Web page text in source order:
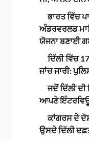
ਭਾਰਤ ਵਿੱਚ
ਅੰਡਰਵਰਲਡ
ਯੋਜਨਾ ਬਣਾਈ
ਦਿੱਲੀ ਵਿੱਚ
ਜਾਂਚ ਜਾਰੀ:
ਜਦੋਂ ਦਿੱਲੀ
ਆਪਣੇ ਇੰਟਰਵਿਊ
ਕਾਂਗਰਸ ਦੇ
ਉਸਦੇ ਦਿੱਲੀ